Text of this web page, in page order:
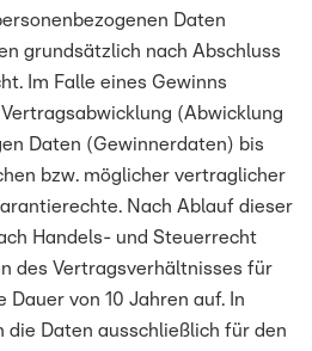
Daten
grundsätzlich nach Abschluss
Im Falle eines Gewinns
(Abwicklung
Daten (Gewinnerdaten) bis
bzw. möglicher vertraglicher
Nach Ablauf dieser
Handels- und Steuerrecht
des Vertragsverhältnisses für
von 10 Jahren auf. In
die Daten ausschließlich für den